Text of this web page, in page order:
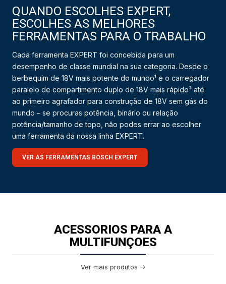
QUANDO ESCOLHES EXPERT,
ESCOLHES AS MELHORES
FERRAMENTAS PARA O TRABALHO
Cada ferramenta EXPERT foi concebida para um
desempenho de classe mundial na sua categoria. Desde o
berbequim de 18V mais potente do mundo¹ e o carregador
paralelo de compartimento duplo de 18V mais rápido³ até
ao primeiro agrafador para construção de 18V sem gás do
mundo – se procuras potência, binário ou relação
potência/tamanho de topo, não podes errar ao escolher
uma ferramenta da nossa linha EXPERT.
VER AS FERRAMENTAS BOSCH EXPERT
ACESSORIOS PARA A
MULTIFUNÇOES
Ver mais produtos